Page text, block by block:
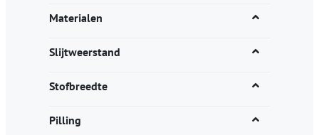
Materialen
Slijtweerstand
Stofbreedte
Pilling